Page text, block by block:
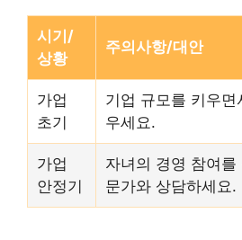
시기/
상황
주의사항/대안
가업
초기
기업 규모를 키우면
우세요.
가업
안정기
자녀의 경영 참여
문가와 상담하세요.